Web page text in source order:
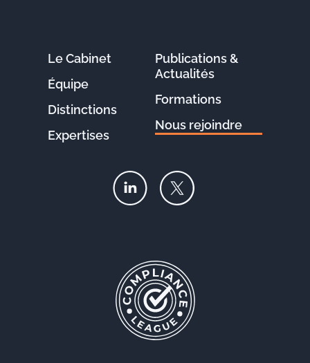
Le Cabinet
Équipe
Distinctions
Expertises
Publications &
Actualités
Formations
Nous rejoindre